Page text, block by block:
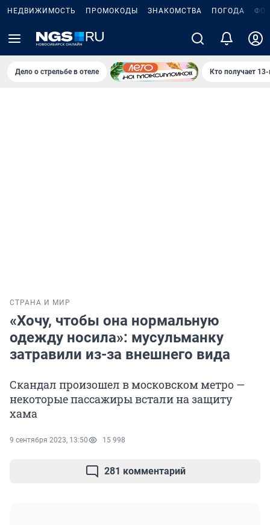
НЕДВИЖИМОСТЬ ПРОМОКОДЫ ЗНАКОМСТВА ПОГОДА
Дело о стрельбе в отеле Кто получает
СТРАНА И МИР
«Хочу, чтобы она нормальную
одежду носила»: мусульманку
затравили из-за внешнего вида
Скандал произошел в московском метро —
некоторые пассажиры встали на защиту
хама
9 сентября 2023, 13:50 15 998
281 комментарий